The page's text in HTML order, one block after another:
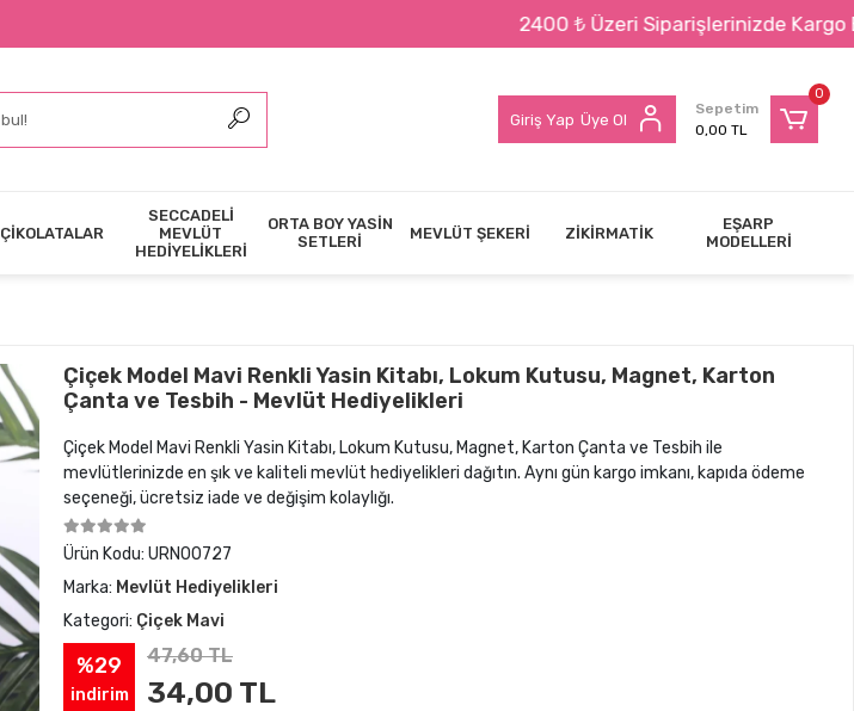
2400 ₺ Üzeri Siparişlerinizde Kargo BEDAVA !!!
Giriş Yap Üye Ol
0
Sepetim
0,00 TL
ÇİKOLATALAR
SECCADELİ
MEVLÜT
HEDİYELİKLERİ
ORTA BOY YASİN
SETLERİ
MEVLÜT ŞEKERİ ZİKİRMATİK
EŞARP
MODELLERİ
Çiçek Model Mavi Renkli Yasin Kitabı, Lokum Kutusu, Magnet, Karton
Çanta ve Tesbih - Mevlüt Hediyelikleri
Çiçek Model Mavi Renkli Yasin Kitabı, Lokum Kutusu, Magnet, Karton Çanta ve Tesbih ile
mevlütlerinizde en şık ve kaliteli mevlüt hediyelikleri dağıtın. Aynı gün kargo imkanı, kapıda ödeme
seçeneği, ücretsiz iade ve değişim kolaylığı.
Ürün Kodu: URN00727
Marka: Mevlüt Hediyelikleri
Kategori: Çiçek Mavi
%29
indirim
47,60 TL
34,00 TL